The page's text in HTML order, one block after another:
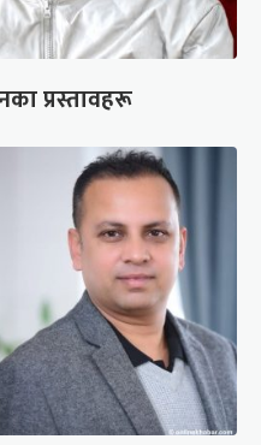
प्रस्तावहरू